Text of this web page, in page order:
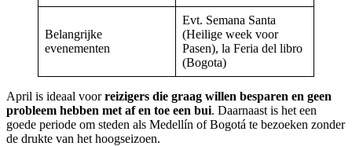
Belangrijke
evenementen
Evt. Semana Santa
(Heilige week voor
Pasen), la Feria del libro
(Bogota)
April is ideaal voorreizigers die graag willen besparen en geen
probleem hebben met af en toe een bui. Daarnaast is het een
goede periode om steden als Medellín of Bogotá te bezoeken zonder
de drukte van het hoogseizoen.